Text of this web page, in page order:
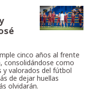
cinco años al frente
consolidándose como
y valorados del fútbol
de dejar huellas
olvidarán.